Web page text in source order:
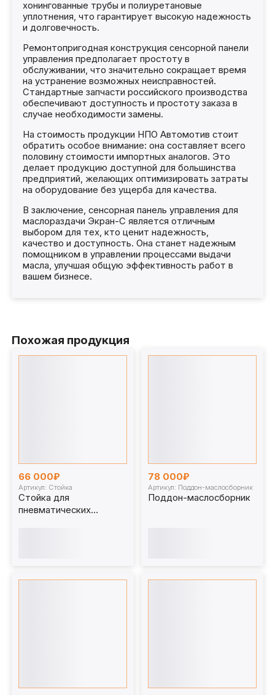
хонингованные трубы и полиуретановые
уплотнения, что гарантирует высокую надежность
и долговечность.
Ремонтопригодная конструкция сенсорной панели
управления предполагает простоту в
обслуживании, что значительно сокращает время
на устранение возможных неисправностей.
Стандартные запчасти российского производства
обеспечивают доступность и простоту заказа в
случае необходимости замены.
На стоимость продукции НПО Автомотив стоит
обратить особое внимание: она составляет всего
половину стоимости импортных аналогов. Это
делает продукцию доступной для большинства
предприятий, желающих оптимизировать затраты
на оборудование без ущерба для качества.
В заключение, сенсорная панель управления для
маслораздачи Экран-С является отличным
выбором для тех, кто ценит надежность,
качество и доступность. Она станет надежным
помощником в управлении процессами выдачи
масла, улучшая общую эффективность работ в
вашем бизнесе.
Похожая продукция
66 000₽
Артикул: Стойка
Стойка для
пневматических
78 000₽
Артикул: Поддон-маслосборник
Поддон-маслосборник